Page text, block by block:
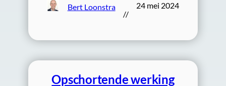
Bert Loonstra
//
24 mei 2024
Opschortende werking